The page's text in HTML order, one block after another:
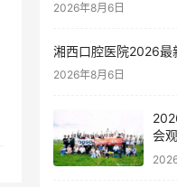
2026年8月6日
湘西口腔医院2026最
2026年8月6日
会